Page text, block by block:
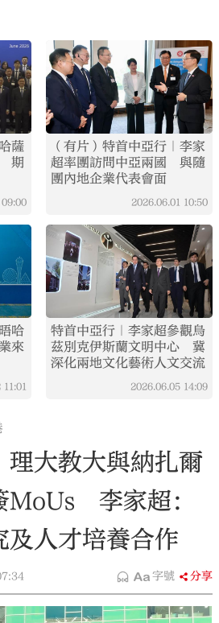
薩
期
09:00
（有片）特首中亞行｜李家
超率團訪問中亞兩國 與隨
團內地企業代表會面
2026.06.01 10:50
哈
來
11:01
特首中亞行｜李家超參觀烏
茲別克伊斯蘭文明中心 冀
深化兩地文化藝術人文交流
2026.06.05 14:09
理大教大與納扎爾
MoUs 李家超：
及人才培養合作
字號 分享